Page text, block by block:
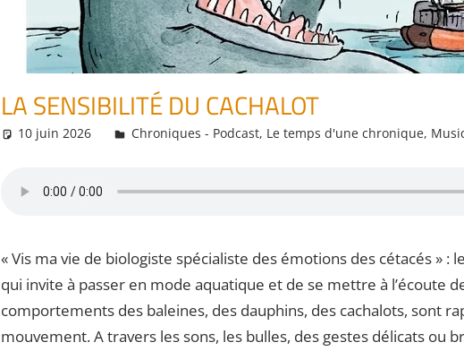
LA SENSIBILITÉ DU CACHALOT
10 juin 2026 Daniel
Chroniques - Podcast, Le temps d'une chronique,
« Vis ma vie de biologiste spécialiste des émotions des cétacés »
qui invite à passer en mode aquatique et de se mettre à l’écoute
comportements des baleines, des dauphins, des cachalots, sont
mouvement. A travers les sons, les bulles, des gestes délicats ou